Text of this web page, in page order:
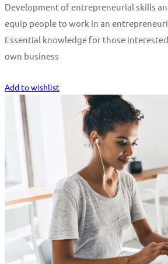
Development of entrepreneurial skills
equip people to work in an
Essential knowledge for those
own business
Add to wishlist